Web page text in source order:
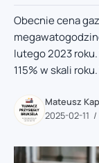
Obecnie cena
lutego 2023
115% w skali
Mateusz
2025-02-11